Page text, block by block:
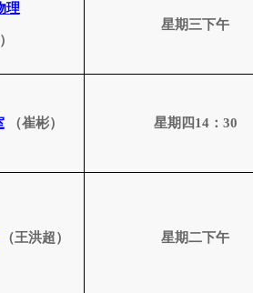
理
星期三下午
（崔彬） 星期四14： 30
（王洪超） 星期二下午